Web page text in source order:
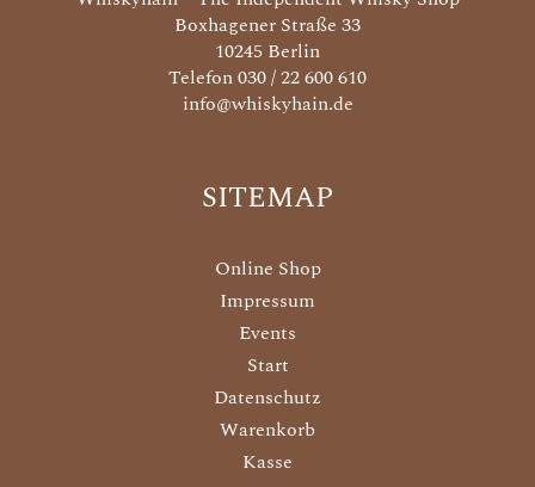
Boxhagener Straße 33
10245 Berlin
Telefon 030 / 22 600 610
info@whiskyhain.de
SITEMAP
Online Shop
Impressum
Events
Start
Datenschutz
Warenkorb
Kasse